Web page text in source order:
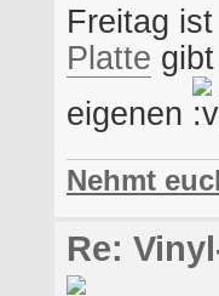
Freitag
Platte
eigenen
Nehmt
Re: